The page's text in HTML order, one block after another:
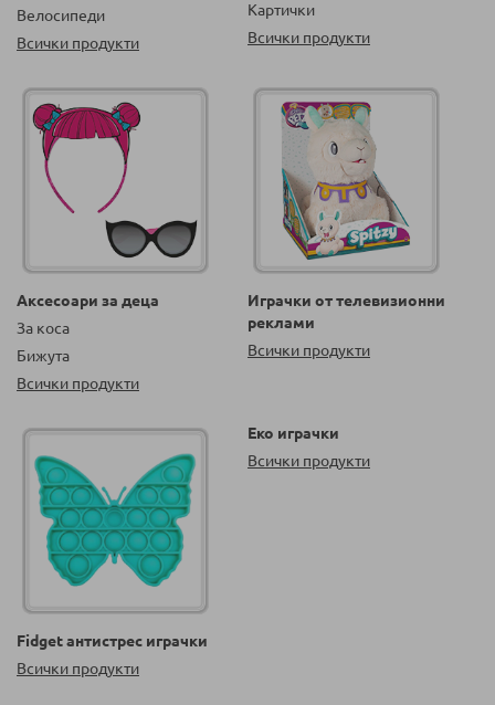
Велосипеди
Всички продукти
Картички
Всички продукти
Аксесоари за деца
За коса
Бижута
Всички продукти
Играчки от телевизионни
реклами
Всички продукти
Fidget антистрес играчки
Всички продукти
Еко играчки
Всички продукти